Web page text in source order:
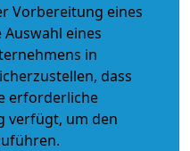
Vorbereitung eines
eines
in
dass
erforderliche
verfügt, um den